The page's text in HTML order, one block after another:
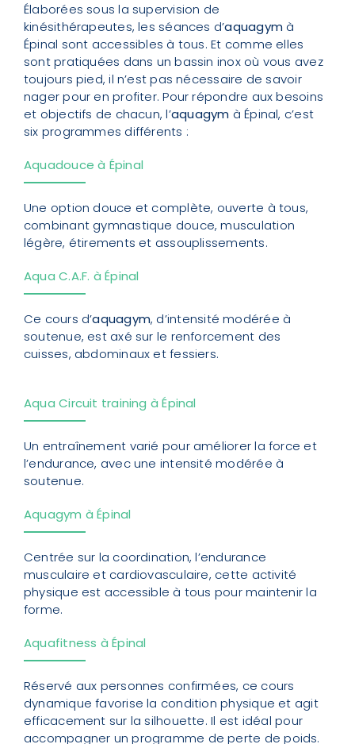
Élaborées sous la supervision de
kinésithérapeutes, les séances d’aquagymà
Épinal sont accessibles à tous. Et comme elles
sont pratiquées dans un bassin inox où vous avez
toujours pied, il n’est pas nécessaire de savoir
nager pour en profiter. Pour répondre aux besoins
et objectifs de chacun, l’aquagym à Épinal, c’est
six programmes différents :
Aquadouce à Épinal
Une option douce et complète, ouverte à tous,
combinant gymnastique douce, musculation
légère, étirements et assouplissements.
Aqua C.A.F. à Épinal
Ce cours d’aquagym, d’intensité modérée à
soutenue, est axé sur le renforcement des
cuisses, abdominaux et fessiers.
Aqua Circuit training à Épinal
Un entraînement varié pour améliorer la force et
l’endurance, avec une intensité modérée à
soutenue.
Aquagym à Épinal
Centrée sur la coordination, l’endurance
musculaire et cardiovasculaire, cette activité
physique est accessible à tous pour maintenir la
forme.
Aquafitness à Épinal
Réservé aux personnes confirmées, ce cours
dynamique favorise la condition physique et agit
efficacement sur la silhouette. Il est idéal pour
accompagner un programme de perte de poids.